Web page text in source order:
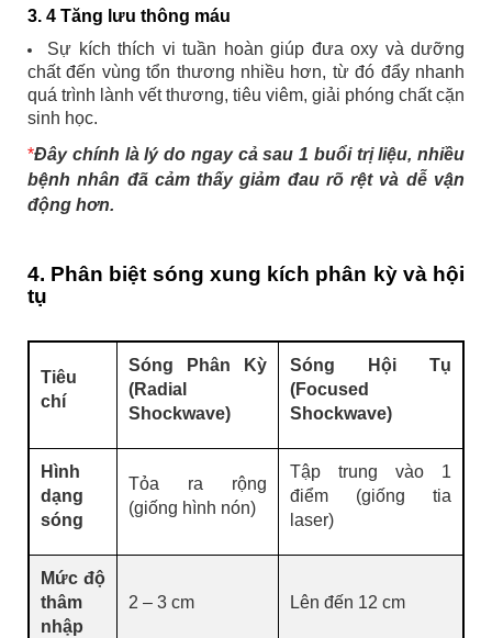
3. 4 Tăng lưu thông máu
Sự kích thích vi tuần hoàn giúp đưa oxy và dưỡng
chất đến vùng tổn thương nhiều hơn, từ đó đẩy nhanh
quá trình lành vết thương, tiêu viêm, giải phóng chất cặn
sinh học.
*Đây chính là lý do ngay cả sau 1 buổi trị liệu, nhiều
bệnh nhân đã cảm thấy giảm đau rõ rệt và dễ vận
động hơn.
4. Phân biệt sóng xung kích phân kỳ và hội
tụ
Tiêu
chí
Sóng Phân Kỳ
(Radial
Shockwave)
Sóng Hội Tụ
(Focused
Shockwave)
Hình
dạng
sóng
Tỏa ra rộng
(giống hình nón)
Tập trung vào 1
điểm (giống tia
laser)
Mức độ
thâm
nhập
2 – 3 cm Lên đến 12 cm